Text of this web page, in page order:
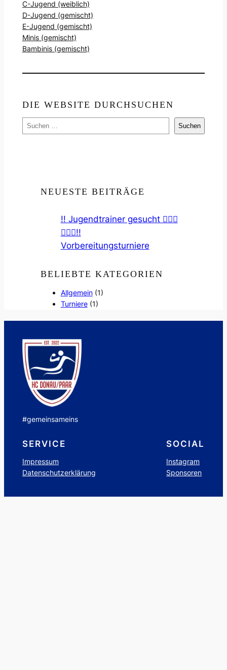
C-Jugend (weiblich)
D-Jugend (gemischt)
E-Jugend (gemischt)
Minis (gemischt)
Bambinis (gemischt)
DIE WEBSITE DURCHSUCHEN
u
Suchen
NEUESTE BEITRÄGE
!! Jugendtrainer gesucht 🤾🏼‍♀️
🤾🏽‍♂️!!
Vorbereitungsturniere
BELIEBTE KATEGORIEN
Allgemein(1)
Turniere(1)
#gemeinsameins
SERVICE
Impressum
Datenschutzerklärung
SOCIAL
Instagram
Sponsoren